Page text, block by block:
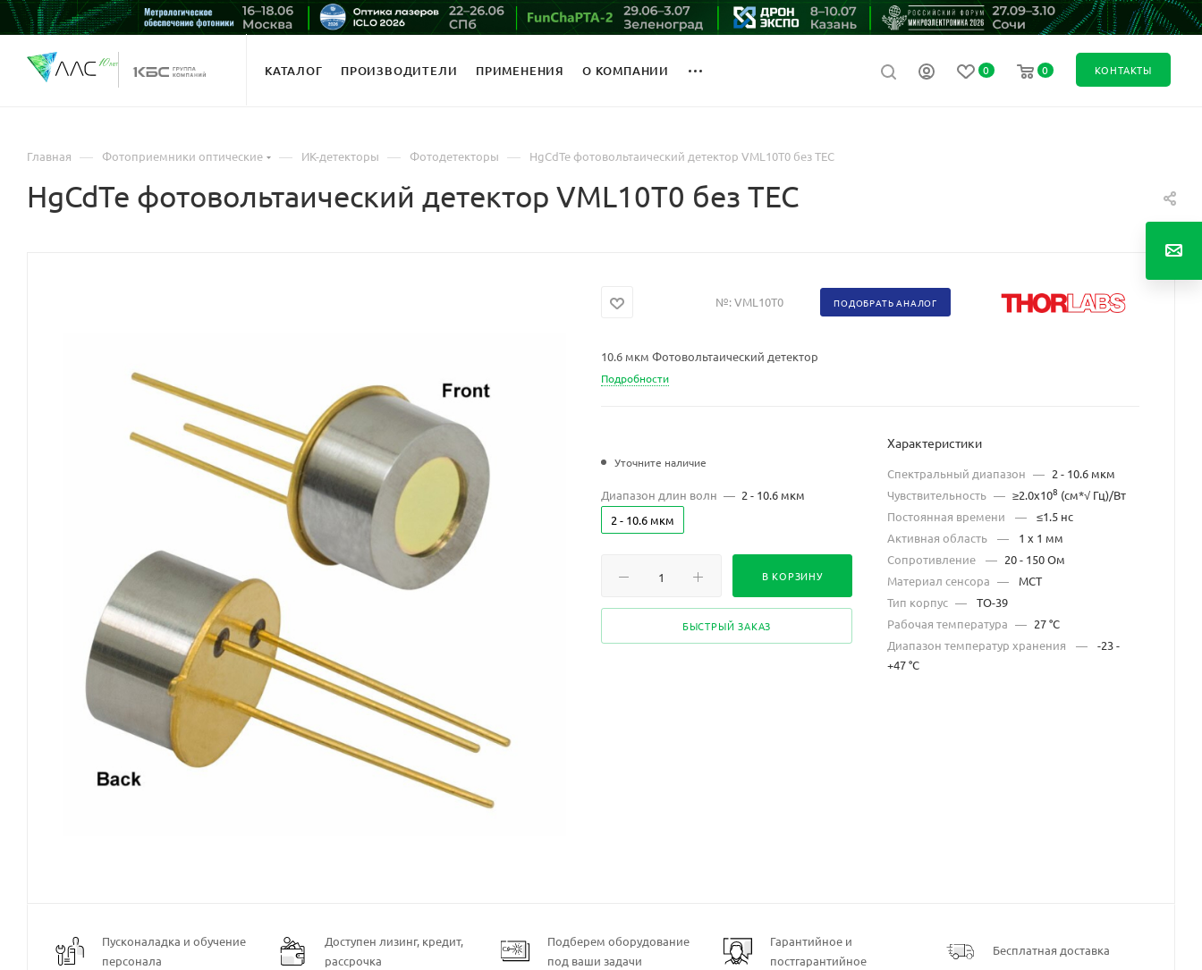
КАТАЛОГ ПРОИЗВОДИТЕЛИ ПРИМЕНЕНИЯ О КОМПАНИИ 0 0 КОНТАКТЫ
Главная — Фотоприемники оптические — ИК-детекторы — Фотодетекторы — HgCdTe фотовольтаический детектор VML10T0 без TEC
HgCdTe фотовольтаический детектор VML10T0 без TEC
№:VML10T0 ПОДОБРАТЬ АНАЛОГ
10.6 мкм Фотовольтаический детектор
Подробности
Уточните наличие
Диапазон длин волн — 2 - 10.6 мкм
2 - 10.6 мкм
В КОРЗИНУ
БЫСТРЫЙ ЗАКАЗ
Характеристики
Спектральный диапазон — 2 - 10.6 мкм
Чувствительность — ≥2.0x108 (см*√ Гц)/Вт
Постоянная времени
—
≤1.5 нс
Активная область
—
1 x 1 мм
Сопротивление
— 20 - 150 Ом
Материал сенсора —
MCT
Тип корпус —
TO-39
Рабочая температура — 27 °C
Диапазон температур хранения
—
-23 -
+47 °C
Пусконаладка и обучение
персонала
Доступен лизинг, кредит,
рассрочка
Подберем оборудование
под ваши задачи
Гарантийное и
постгарантийное
Бесплатная доставка